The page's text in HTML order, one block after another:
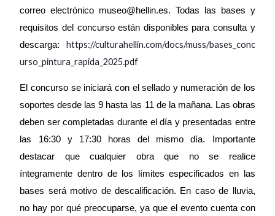
correo electrónico museo@hellin.es. Todas las bases y
requisitos del concurso están disponibles para consulta y
descarga: https://culturahellin.com/docs/muss/bases_conc
urso_pintura_rapida_2025.pdf
El concurso se iniciará con el sellado y numeración de los
soportes desde las 9 hasta las 11 de la mañana. Las obras
deben ser completadas durante el día y presentadas entre
las 16:30 y 17:30 horas del mismo día. Importante
destacar que cualquier obra que no se realice
íntegramente dentro de los límites especificados en las
bases será motivo de descalificación. En caso de lluvia,
no hay por qué preocuparse, ya que el evento cuenta con